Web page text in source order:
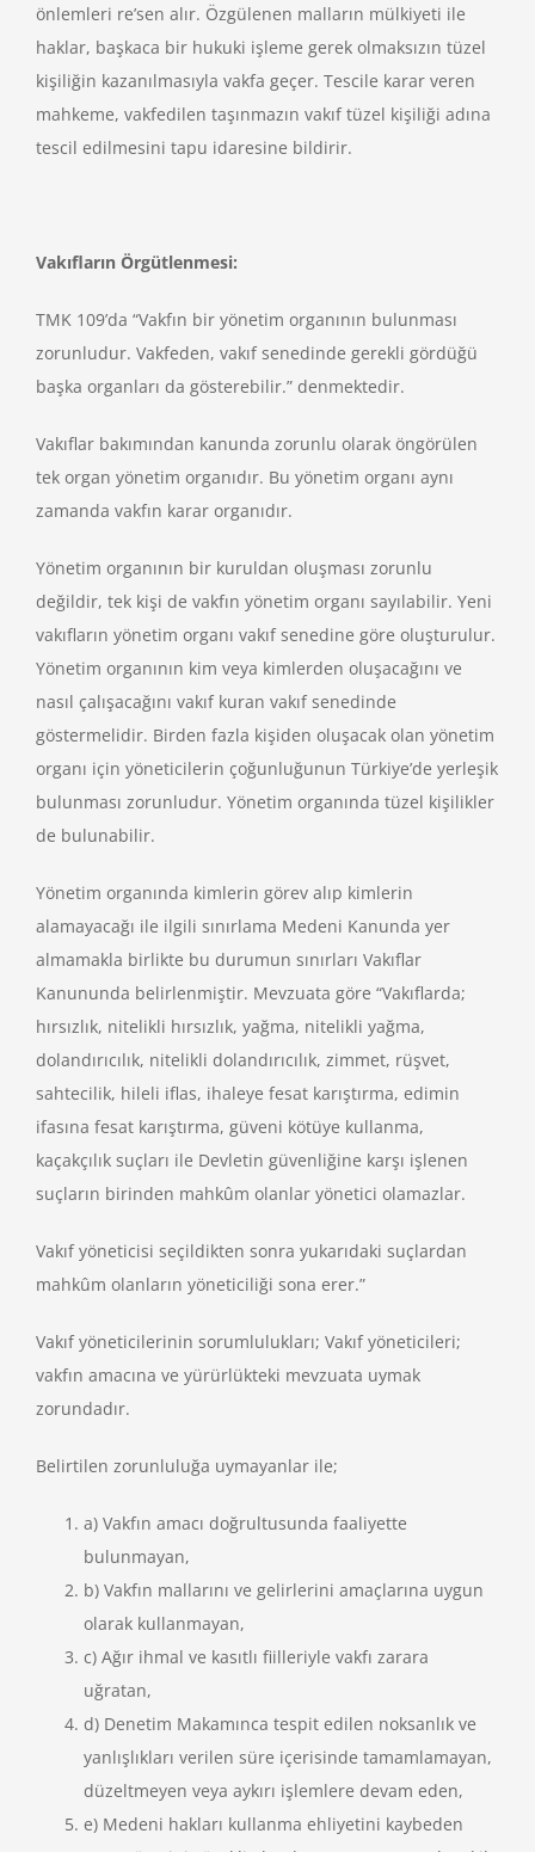
önlemleri re’sen alır. Özgülenen malların mülkiyeti ile
haklar, başkaca bir hukuki işleme gerek olmaksızın tüzel
kişiliğin kazanılmasıyla vakfa geçer. Tescile karar veren
mahkeme, vakfedilen taşınmazın vakıf tüzel kişiliği adına
tescil edilmesini tapu idaresine bildirir.
Vakıfların Örgütlenmesi:
TMK 109’da “Vakfın bir yönetim organının bulunması
zorunludur. Vakfeden, vakıf senedinde gerekli gördüğü
başka organları da gösterebilir.” denmektedir.
Vakıflar bakımından kanunda zorunlu olarak öngörülen
tek organ yönetim organıdır. Bu yönetim organı aynı
zamanda vakfın karar organıdır.
Yönetim organının bir kuruldan oluşması zorunlu
değildir, tek kişi de vakfın yönetim organı sayılabilir. Yeni
vakıfların yönetim organı vakıf senedine göre oluşturulur.
Yönetim organının kim veya kimlerden oluşacağını ve
nasıl çalışacağını vakıf kuran vakıf senedinde
göstermelidir. Birden fazla kişiden oluşacak olan yönetim
organı için yöneticilerin çoğunluğunun Türkiye’de yerleşik
bulunması zorunludur. Yönetim organında tüzel kişilikler
de bulunabilir.
Yönetim organında kimlerin görev alıp kimlerin
alamayacağı ile ilgili sınırlama Medeni Kanunda yer
almamakla birlikte bu durumun sınırları Vakıflar
Kanununda belirlenmiştir. Mevzuata göre “Vakıflarda;
hırsızlık, nitelikli hırsızlık, yağma, nitelikli yağma,
dolandırıcılık, nitelikli dolandırıcılık, zimmet, rüşvet,
sahtecilik, hileli iflas, ihaleye fesat karıştırma, edimin
ifasına fesat karıştırma, güveni kötüye kullanma,
kaçakçılık suçları ile Devletin güvenliğine karşı işlenen
suçların birinden mahkûm olanlar yönetici olamazlar.
Vakıf yöneticisi seçildikten sonra yukarıdaki suçlardan
mahkûm olanların yöneticiliği sona erer.”
Vakıf yöneticilerinin sorumlulukları; Vakıf yöneticileri;
vakfın amacına ve yürürlükteki mevzuata uymak
zorundadır.
Belirtilen zorunluluğa uymayanlar ile;
a) Vakfın amacı doğrultusunda faaliyette
bulunmayan,
b) Vakfın mallarını ve gelirlerini amaçlarına uygun
olarak kullanmayan,
c) Ağır ihmal ve kasıtlı fiilleriyle vakfı zarara
uğratan,
d) Denetim Makamınca tespit edilen noksanlık ve
yanlışlıkları verilen süre içerisinde tamamlamayan,
düzeltmeyen veya aykırı işlemlere devam eden,
e) Medeni hakları kullanma ehliyetini kaybeden